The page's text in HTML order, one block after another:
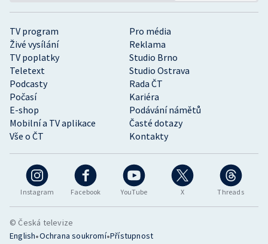
Instagram Facebook YouTube X Threads
TV program
Pro média
Živé vysílání
Reklama
TV poplatky
Studio Brno
Teletext
Studio Ostrava
Podcasty
Rada ČT
Počasí
Kariéra
E-shop
Podávání námětů
Mobilní a TV aplikace
Časté dotazy
Vše o ČT
Kontakty
© Česká televize
English•Ochrana soukromí•Přístupnost